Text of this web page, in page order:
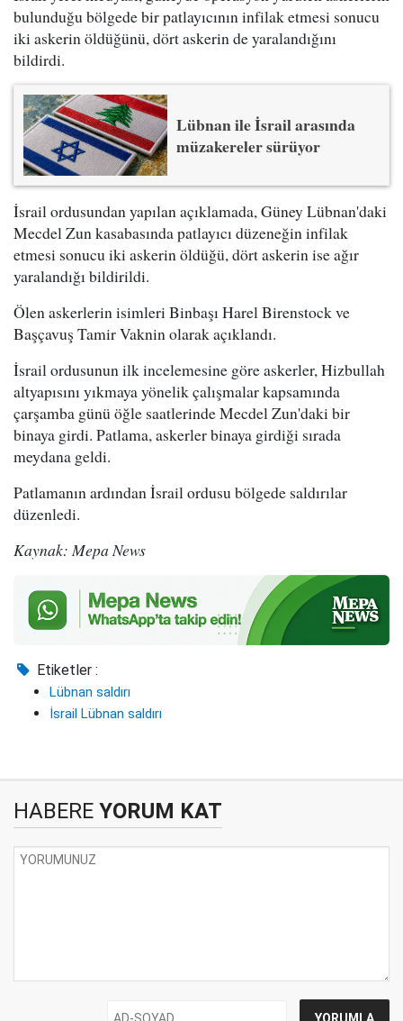
bulunduğu bölgede bir patlayıcının infilak etmesi sonucu
iki askerin öldüğünü, dört askerin de yaralandığını
bildirdi.
Lübnan ile İsrail arasında
müzakereler sürüyor
İsrail ordusundan yapılan açıklamada, Güney Lübnan'daki
Mecdel Zun kasabasında patlayıcı düzeneğin infilak
etmesi sonucu iki askerin öldüğü, dört askerin ise ağır
yaralandığı bildirildi.
Ölen askerlerin isimleri Binbaşı Harel Birenstock ve
Başçavuş Tamir Vaknin olarak açıklandı.
İsrail ordusunun ilk incelemesine göre askerler, Hizbullah
altyapısını yıkmaya yönelik çalışmalar kapsamında
çarşamba günü öğle saatlerinde Mecdel Zun'daki bir
binaya girdi. Patlama, askerler binaya girdiği sırada
meydana geldi.
Patlamanın ardından İsrail ordusu bölgede saldırılar
düzenledi.
Kaynak: Mepa News
Etiketler :
Lübnan saldırı
İsrail Lübnan saldırı
HABERE YORUM KAT